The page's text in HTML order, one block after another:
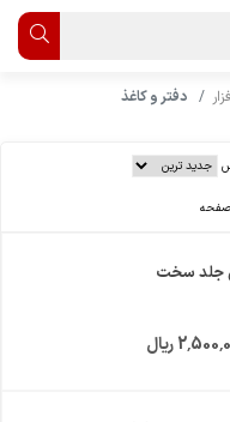
دفتر و کاغذ
ریال